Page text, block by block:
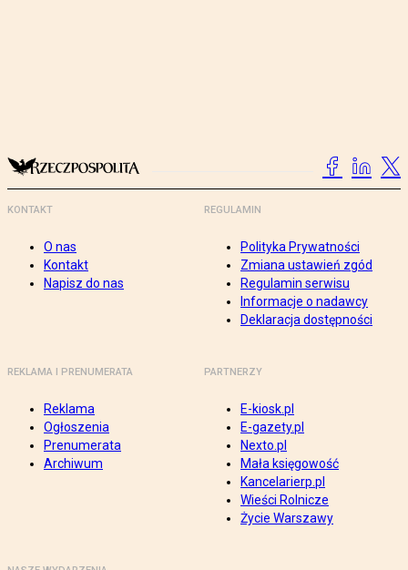
KONTAKT
O nas
Kontakt
Napisz do nas
REGULAMIN
Polityka Prywatności
Zmiana ustawień zgód
Regulamin serwisu
Informacje o nadawcy
Deklaracja dostępności
REKLAMA I PRENUMERATA
Reklama
Ogłoszenia
Prenumerata
Archiwum
PARTNERZY
E-kiosk.pl
E-gazety.pl
Nexto.pl
Mała księgowość
Kancelarierp.pl
Wieści Rolnicze
Życie Warszawy